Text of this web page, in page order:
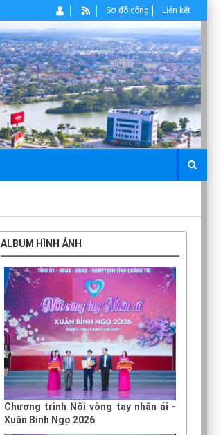
Sơ đồ cổng Liên kết
ALBUM HÌNH ẢNH
Chương trình Nối vòng tay nhân ái -
Xuân Bính Ngọ 2026